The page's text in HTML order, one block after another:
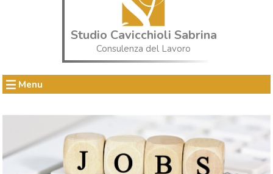
Studio Cavicchioli Sabrina
Consulenza del Lavoro
Menu